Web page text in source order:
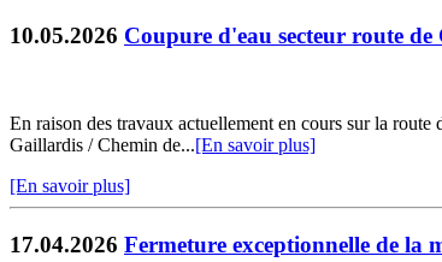
10.05.2026 Coupure d'eau secteur route
En raison des travaux actuellement en cours sur la
Gaillardis / Chemin de...[En savoir plus]
[En savoir plus]
17.04.2026 Fermeture exceptionnelle de la